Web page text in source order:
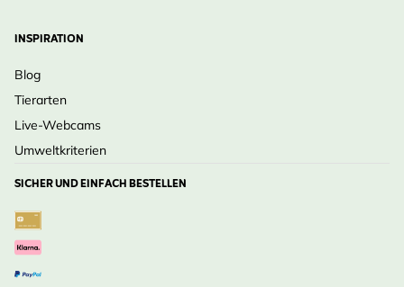
INSPIRATION
Blog
Tierarten
Live-Webcams
Umweltkriterien
SICHER UND EINFACH BESTELLEN